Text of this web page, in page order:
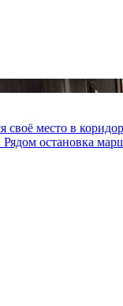
своё место в
остановка